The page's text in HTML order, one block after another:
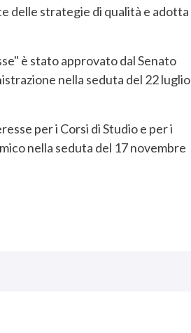
delle strategie di qualità e adotta
è stato approvato dal Senato
nella seduta del 22 luglio
per i Corsi di Studio e per i
nella seduta del 17 novembre